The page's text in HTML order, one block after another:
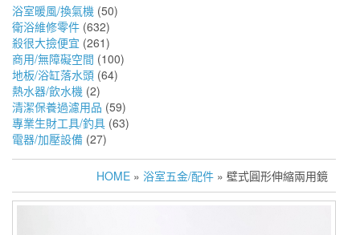
浴室暖風/換氣機 (50)
衛浴維修零件 (632)
殺很大撿便宜 (261)
商用/無障礙空間 (100)
地板/浴缸落水頭 (64)
熱水器/飲水機 (2)
清潔保養過濾用品 (59)
專業生財工具/釣具 (63)
電器/加壓設備 (27)
HOME » 浴室五金/配件 » 壁式圓形伸縮兩用鏡